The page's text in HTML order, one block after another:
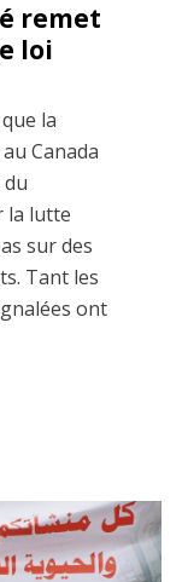
remet
loi
la
Canada
la lutte
sur des
Tant les
ont